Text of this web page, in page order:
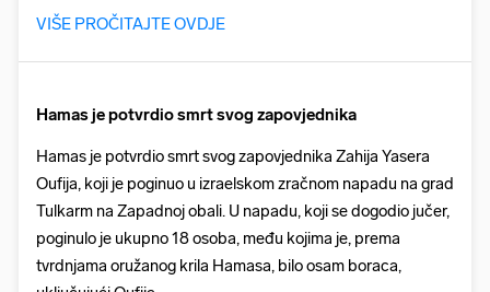
VIŠE PROČITAJTE OVDJE
Hamas je potvrdio smrt svog zapovjednika
Hamas je potvrdio smrt svog zapovjednika Zahija Yasera
Oufija, koji je poginuo u izraelskom zračnom napadu na grad
Tulkarm na Zapadnoj obali. U napadu, koji se dogodio jučer,
poginulo je ukupno 18 osoba, među kojima je, prema
tvrdnjama oružanog krila Hamasa, bilo osam boraca,